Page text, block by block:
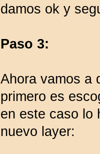
damos ok y
Paso 3:
Ahora vamos a
primero es
en este caso lo
nuevo layer: